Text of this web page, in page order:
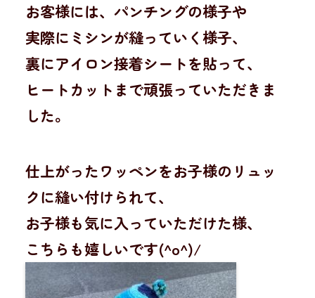
お客様には、パンチングの様子や
実際にミシンが縫っていく様子、
裏にアイロン接着シートを貼って、
ヒートカットまで頑張っていただきま
した。
仕上がったワッペンをお子様のリュッ
クに縫い付けられて、
お子様も気に入っていただけた様、
こちらも嬉しいです(^o^)/